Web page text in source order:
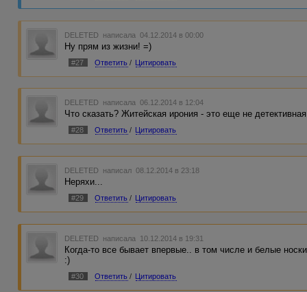
DELETED написала 04.12.2014 в 00:00
Ну прям из жизни! =)
#27 Ответить / Цитировать
DELETED написала 06.12.2014 в 12:04
Что сказать? Житейская ирония - это еще не
#28 Ответить / Цитировать
DELETED написал 08.12.2014 в 23:18
Неряхи...
#29 Ответить / Цитировать
DELETED написала 10.12.2014 в 19:31
Когда-то все бывает впервые.. в том числе и белые носки
:)
#30 Ответить / Цитировать